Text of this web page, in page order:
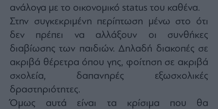
ανάλογα με το οικονομικό status του καθένα.
Στην συγκεκριμένη περίπτωση μένω στο ότι
δεν πρέπει να αλλάξουν οι συνθήκες
διαβίωσης των παιδιών. Δηλαδή διακοπές σε
ακριβά θέρετρα όπου γης, φοίτηση σε ακριβά
σχολεία, δαπανηρές εξωσχολικές
δραστηριότητες.
Όμως αυτά είναι τα κρίσιμα που θα